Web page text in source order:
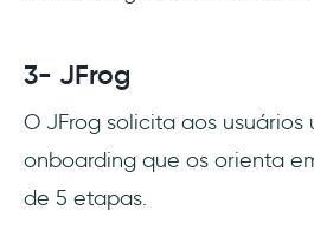
3- JFrog
O JFrog solicita aos usuários
onboarding que os orienta
de 5 etapas.